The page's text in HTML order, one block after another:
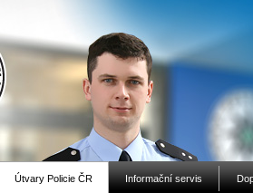
Útvary Policie ČR Informační servis